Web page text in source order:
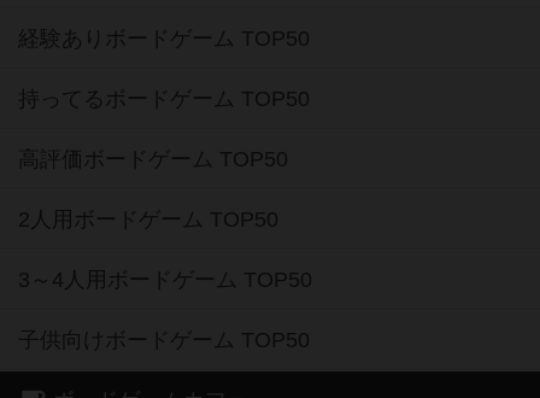
経験ありボードゲーム TOP50
持ってるボードゲーム TOP50
高評価ボードゲーム TOP50
2人用ボードゲーム TOP50
3～4人用ボードゲーム TOP50
子供向けボードゲーム TOP50